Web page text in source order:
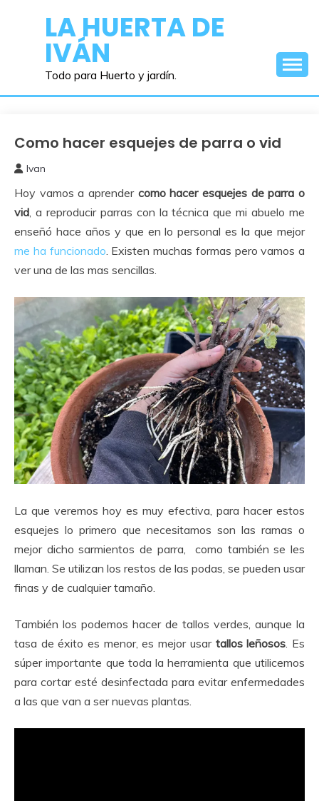
contenidoLA HUERTA DE
IVÁN
Todo para Huerto y jardín.
Frutales
Como hacer esquejes de parra o vid
abril,
2024
Ivan
Hoy vamos a aprender como hacer esquejes de parra o
vid, a reproducir parras con la técnica que mi abuelo me
enseñó hace años y que en lo personal es la que mejor
me ha funcionado. Existen muchas formas pero vamos a
ver una de las mas sencillas.
La que veremos hoy es muy efectiva, para hacer estos
esquejes lo primero que necesitamos son las ramas o
mejor dicho sarmientos de parra, como también se les
llaman. Se utilizan los restos de las podas, se pueden usar
finas y de cualquier tamaño.
También los podemos hacer de tallos verdes, aunque la
tasa de éxito es menor, es mejor usar tallos leñosos . Es
súper importante que toda la herramienta que utilicemos
para cortar esté desinfectada para evitar enfermedades
a las que van a ser nuevas plantas.